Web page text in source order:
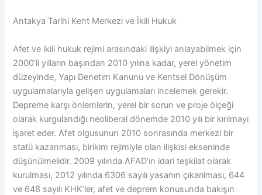
Antakya Tarihi Kent Merkezi ve İkili Hukuk
Afet ve ikili hukuk rejimi arasındaki ilişkiyi anlayabilmek için
2000’li yılların başından 2010 yılına kadar, yerel yönetim
düzeyinde, Yapı Denetim Kanunu ve Kentsel Dönüşüm
uygulamalarıyla gelişen uygulamaları incelemek gerekir.
Depreme karşı önlemlerin, yerel bir sorun ve proje ölçeği
olarak kurgulandığı neoliberal dönemde 2010 yılı bir kırılmayı
işaret eder. Afet olgusunun 2010 sonrasında merkezi bir
statü kazanması, birikim rejimiyle olan ilişkisi ekseninde
düşünülmelidir. 2009 yılında AFAD’ın idari teşkilat olarak
kurulması, 2012 yılında 6306 sayılı yasanın çıkarılması, 644
ve 648 sayılı KHK’ler, afet ve deprem konusunda bakışın